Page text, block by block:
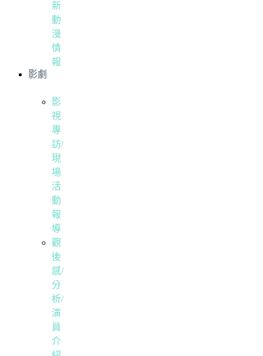
新
動
漫
情
報
影劇
影
視
專
訪/
現
場
活
動
報
導
觀
後
感/
分
析/
演
員
介